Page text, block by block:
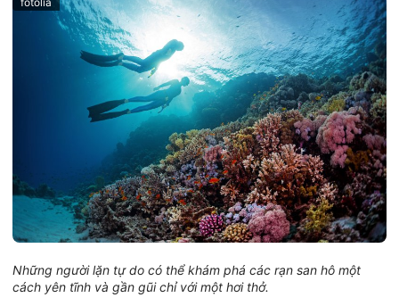
Những người lặn tự do có thể khám phá các rạn san hô một
cách yên tĩnh và gần gũi chỉ với một hơi thở.